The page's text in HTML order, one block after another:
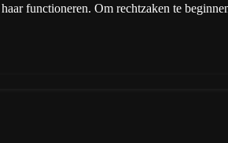
functioneren. Om rechtzaken te